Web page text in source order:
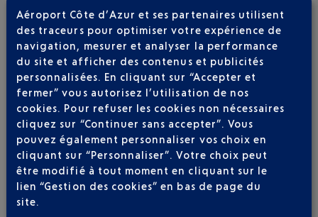
centres-villes d’aujourd’hui. A l’origine bar cosy, moderne et
design, créé en 2002 à Copenhague, Joe & The Juice est
rapidement devenu incontournable dans les aéroports, en
Scandinavie d’abord puis ailleurs.
Aujourd’hui présent au terminal 1 en zone publique, accessible
à tous même sans voyager et au terminal 2 de l’aéroport Nice
Côte d’Azur, Joe & The Juice propose une expérience très
personnalisée dans un cadre qui n’appartient qu’à lui et où le
convivial se dispute au contemporain. Ici la convivialité et la
fête sont la règle... avec un principe, pour rendre les clients
heureux il faut avant tout des équipes épanouies.
Chez Joe & The Juice à l’aéroport de Nicevous êtes dans un bar
lounge les plus agréables et les plus branchés. Musique et
Aéroport Côte d’Azur et ses partenaires utilisent
des traceurs pour optimiser votre expérience de
navigation, mesurer et analyser la performance
du site et afficher des contenus et publicités
personnalisées. En cliquant sur “Accepter et
fermer” vous autorisez l’utilisation de nos
cookies. Pour refuser les cookies non nécessaires
cliquez sur “Continuer sans accepter”. Vous
pouvez également personnaliser vos choix en
cliquant sur “Personnaliser”. Votre choix peut
être modifié à tout moment en cliquant sur le
lien “Gestion des cookies” en bas de page du
site.